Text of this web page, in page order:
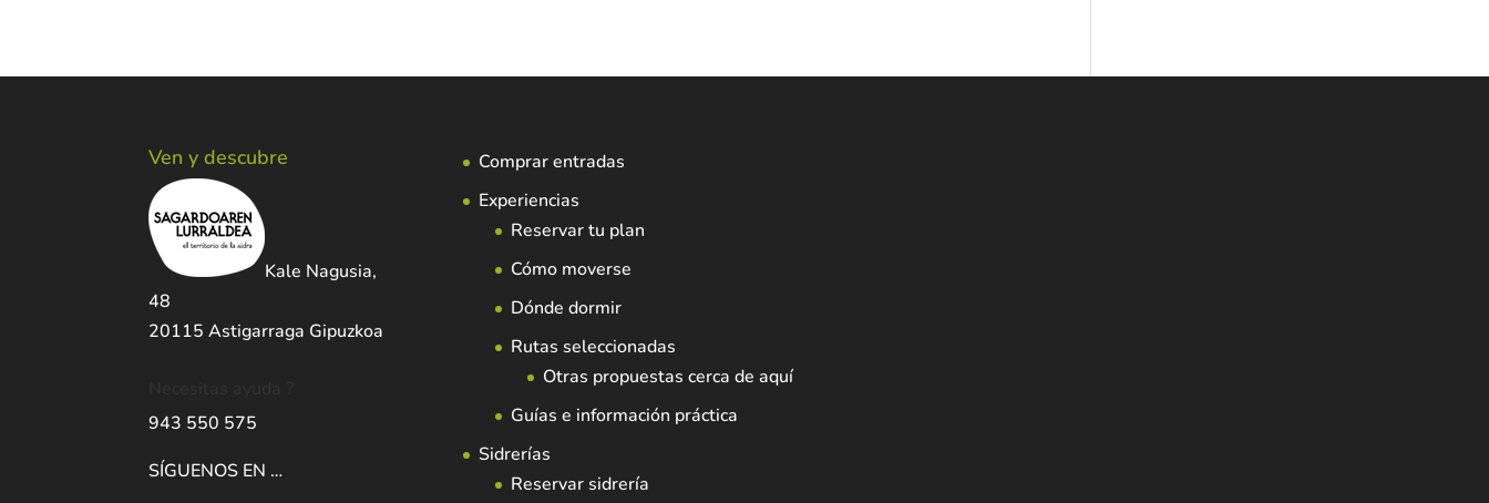
Ven y descubre
Kale Nagusia,
48
20115 Astigarraga Gipuzkoa
943 550 575
SÍGUENOS EN …
Comprar entradas
Experiencias
Reservar tu plan
Cómo moverse
Dónde dormir
Rutas seleccionadas
Otras propuestas cerca de aquí
Guías e información práctica
Sidrerías
Reservar sidrería